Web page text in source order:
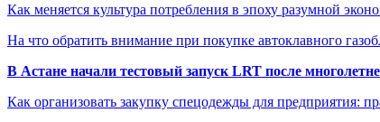
Как меняется культура потребления в эпоху разумной
На что обратить внимание при покупке автоклавного
В Астане начали тестовый запуск LRT после
Как организовать закупку спецодежды для предприятия: